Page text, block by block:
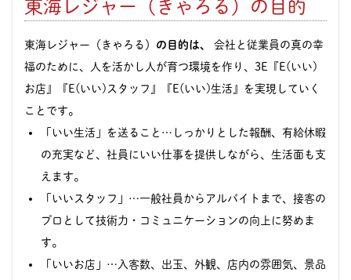
東海レジャー（きゃろる）の目的
東海レジャー（きゃろる） の目的は、
会社と従業員の真の幸
福のために、人を活かし人が育つ環境を作り、3E『E(いい)
お店』『E(いい)スタッフ』『E(いい)生活』を実現していく
ことです。
「いい生活」を送ること…しっかりとした報酬、有給休暇
の充実など、社員にいい仕事を提供しながら、生活面も支
えます。
「いいスタッフ」…一般社員からアルバイトまで、接客の
プロとして技術力・コミュニケーションの向上に努めま
す。
「いいお店」…入客数、出玉、外観、店内の雰囲気、景品